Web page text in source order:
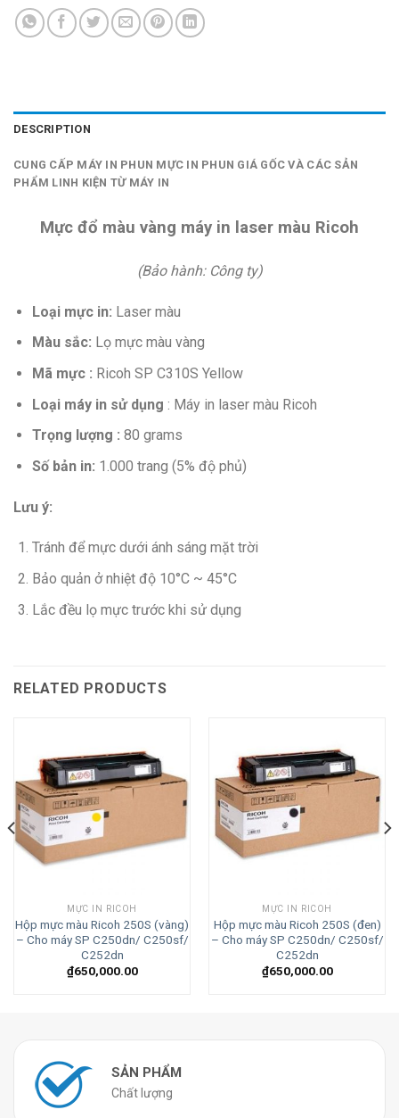
DESCRIPTION
CUNG CẤP MÁY IN PHUN MỰC IN PHUN GIÁ GỐC VÀ CÁC SẢN
PHẨM LINH KIỆN TỪ MÁY IN
Mực đổ màu vàng máy in laser màu Ricoh
(Bảo hành: Công ty)
Loại mực in: Laser màu
Màu sắc: Lọ mực màu vàng
Mã mực : Ricoh SP C310S Yellow
Loại máy in sử dụng : Máy in laser màu Ricoh
Trọng lượng : 80 grams
Số bản in: 1.000 trang (5% độ phủ)
Lưu ý:
Tránh để mực dưới ánh sáng mặt trời
Bảo quản ở nhiệt độ 10°C ~ 45°C
Lắc đều lọ mực trước khi sử dụng
RELATED PRODUCTS
MỰC IN RICOH
Hộp mực màu Ricoh 250S (vàng)
– Cho máy SP C250dn/ C250sf/
C252dn
₫650,000.00
MỰC IN RICOH
Hộp mực màu Ricoh 250S (đen)
– Cho máy SP C250dn/ C250sf/
C252dn
₫650,000.00
SẢN PHẨM
Chất lượng